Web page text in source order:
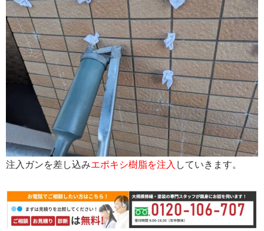
注入ガンを差し込みエポキシ樹脂を注入 していきます。